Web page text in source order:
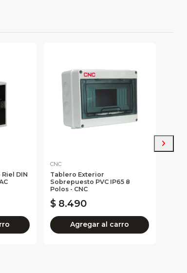
DIN
CNC
Tablero Exterior
Sobrepuesto PVC IP65 8
Polos - CNC
$ 8.490
Agregar al carro